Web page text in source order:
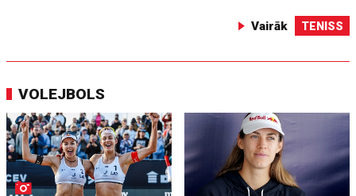
Vairāk TENISS
VOLEJBOLS